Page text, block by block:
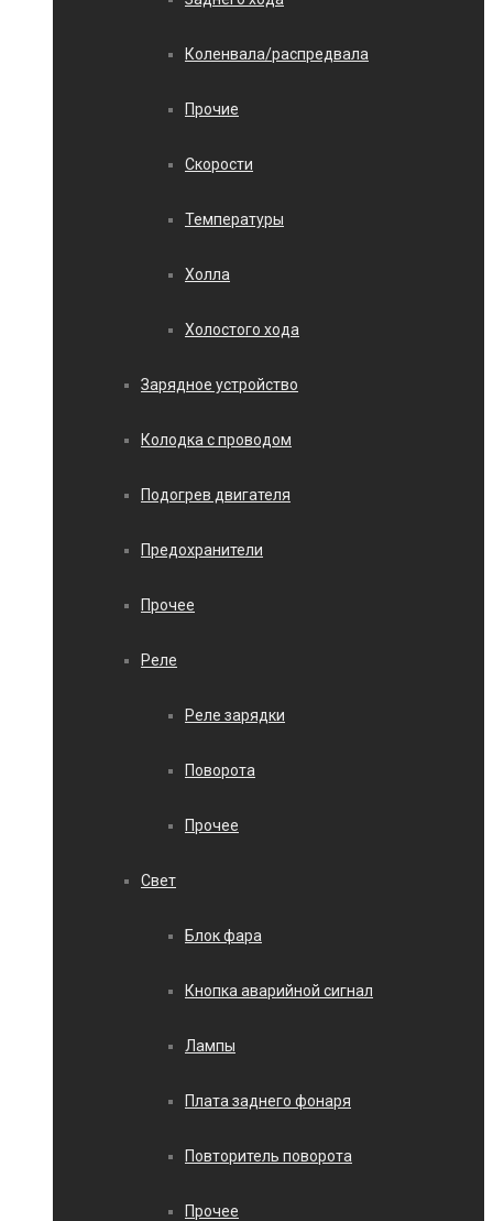
Коленвала/распредвала
Прочие
Скорости
Температуры
Холла
Холостого хода
Зарядное устройство
Колодка с проводом
Подогрев двигателя
Предохранители
Прочее
Реле
Реле зарядки
Поворота
Прочее
Свет
Блок фара
Кнопка аварийной сигнал
Лампы
Плата заднего фонаря
Повторитель поворота
Прочее